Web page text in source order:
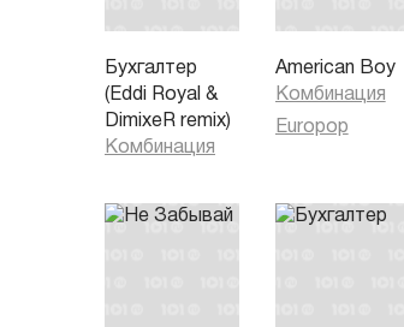
Бухгалтер
(Eddi Royal &
DimixeR remix)
Комбинация
American Boy
Комбинация
Europop